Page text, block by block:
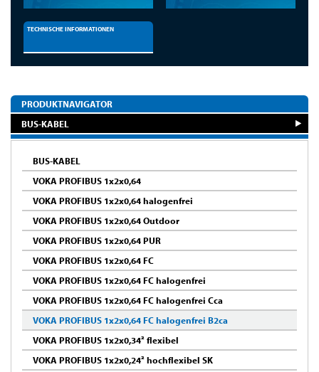
TECHNISCHE INFORMATIONEN
PRODUKTNAVIGATOR
BUS-KABEL
BUS-KABEL
VOKA PROFIBUS 1x2x0,64
VOKA PROFIBUS 1x2x0,64 halogenfrei
VOKA PROFIBUS 1x2x0,64 Outdoor
VOKA PROFIBUS 1x2x0,64 PUR
VOKA PROFIBUS 1x2x0,64 FC
VOKA PROFIBUS 1x2x0,64 FC halogenfrei
VOKA PROFIBUS 1x2x0,64 FC halogenfrei Cca
VOKA PROFIBUS 1x2x0,64 FC halogenfrei B2ca
VOKA PROFIBUS 1x2x0,34² flexibel
VOKA PROFIBUS 1x2x0,24² hochflexibel SK